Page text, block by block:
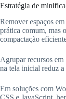
Estratégia de
Remover espaços
prática comum, mas
compactação
Agrupar recursos em
na tela inicial reduz a
Em soluções com